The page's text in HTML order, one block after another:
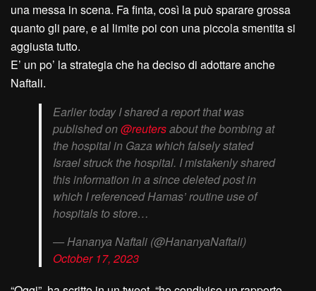
una messa in scena. Fa finta, così la può sparare grossa
quanto gli pare, e al limite poi con una piccola smentita si
aggiusta tutto.
E’ un po’ la strategia che ha deciso di adottare anche
Naftali.
Earlier today I shared a report that was
published on@reutersabout the bombing at
the hospital in Gaza which falsely stated
Israel struck the hospital. I mistakenly shared
this information in a since deleted post in
which I referenced Hamas’ routine use of
hospitals to store…
— Hananya Naftali (@HananyaNaftali)
October 17, 2023